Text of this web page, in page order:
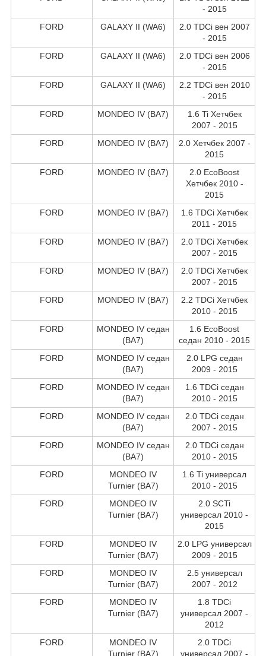
- 2015
FORD
GALAXY II (WA6)
2.0 TDCi вен 2007
- 2015
FORD
GALAXY II (WA6)
2.0 TDCi вен 2006
- 2015
FORD
GALAXY II (WA6)
2.2 TDCi вен 2010
- 2015
FORD
MONDEO IV (BA7)
1.6 Ti Хетчбек
2007 - 2015
FORD
MONDEO IV (BA7)
2.0 Хетчбек 2007 -
2015
FORD
MONDEO IV (BA7)
2.0 EcoBoost
Хетчбек 2010 -
2015
FORD
MONDEO IV (BA7)
1.6 TDCi Хетчбек
2011 - 2015
FORD
MONDEO IV (BA7)
2.0 TDCi Хетчбек
2007 - 2015
FORD
MONDEO IV (BA7)
2.0 TDCi Хетчбек
2007 - 2015
FORD
MONDEO IV (BA7)
2.2 TDCi Хетчбек
2010 - 2015
FORD
MONDEO IV седан
(BA7)
1.6 EcoBoost
седан 2010 - 2015
FORD
MONDEO IV седан
(BA7)
2.0 LPG седан
2009 - 2015
FORD
MONDEO IV седан
(BA7)
1.6 TDCi седан
2010 - 2015
FORD
MONDEO IV седан
(BA7)
2.0 TDCi седан
2007 - 2015
FORD
MONDEO IV седан
(BA7)
2.0 TDCi седан
2010 - 2015
FORD
MONDEO IV
Turnier (BA7)
1.6 Ti универсал
2010 - 2015
FORD
MONDEO IV
Turnier (BA7)
2.0 SCTi
универсал 2010 -
2015
FORD
MONDEO IV
Turnier (BA7)
2.0 LPG универсал
2009 - 2015
FORD
MONDEO IV
Turnier (BA7)
2.5 универсал
2007 - 2012
FORD
MONDEO IV
Turnier (BA7)
1.8 TDCi
универсал 2007 -
2012
FORD
MONDEO IV
Turnier (BA7)
2.0 TDCi
универсал 2007 -